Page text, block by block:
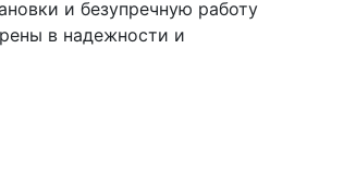
и безупречную работу
в надежности и